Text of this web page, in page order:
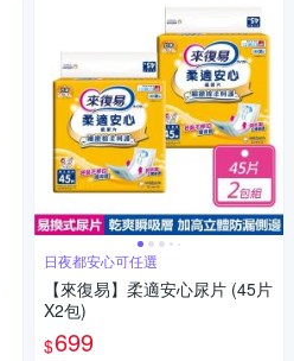
日夜都安心可任選
【來復易】柔適安心尿片 (45片
X2包)
$699